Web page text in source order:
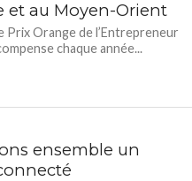
et au Moyen-Orient
Prix Orange de l’Entrepreneur
chaque année...
ensemble un